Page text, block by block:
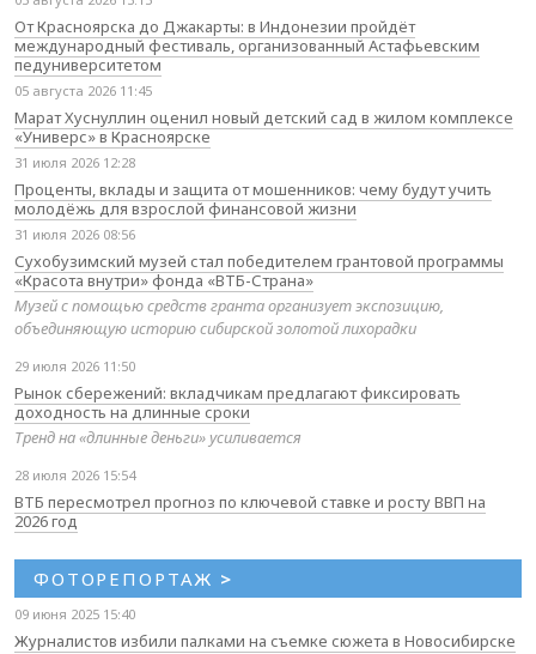
От Красноярска до Джакарты: в Индонезии пройдёт
международный фестиваль, организованный Астафьевским
педуниверситетом
05 августа 2026 11:45
Марат Хуснуллин оценил новый детский сад в жилом комплексе
«Универс» в Красноярске
31 июля 2026 12:28
Проценты, вклады и защита от мошенников: чему будут учить
молодёжь для взрослой финансовой жизни
31 июля 2026 08:56
Сухобузимский музей стал победителем грантовой программы
«Красота внутри» фонда «ВТБ-Страна»
Музей с помощью средств гранта организует экспозицию,
объединяющую историю сибирской золотой лихорадки
29 июля 2026 11:50
Рынок сбережений: вкладчикам предлагают фиксировать
доходность на длинные сроки
Тренд на «длинные деньги» усиливается
28 июля 2026 15:54
ВТБ пересмотрел прогноз по ключевой ставке и росту ВВП на
2026 год
ФОТОРЕПОРТАЖ >
09 июня 2025 15:40
Журналистов избили палками на съемке сюжета в Новосибирске